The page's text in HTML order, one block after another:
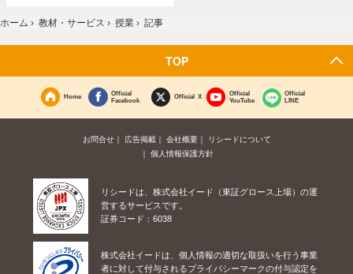
ホーム › 教材・サービス › 授業 › 記事
TOP
Home
Official
Facebook
Official X
Official
YouTube
Official
LINE
お問合せ 広告掲載 会社概要
リシードについて
個人情報保護方針
リシードは、株式会社イード（東証グロース上場）の運
営するサービスです。
証券コード：6038
株式会社イードは、個人情報の適切な取扱いを行う事業
者に対して付与されるプライバシーマークの付与認定を